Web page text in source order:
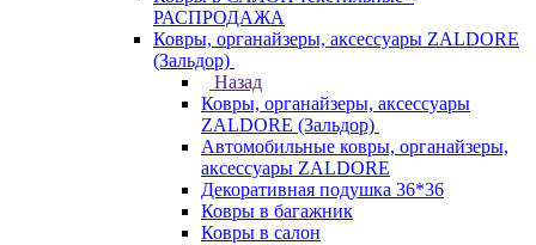
РАСПРОДАЖА
Ковры, органайзеры, аксессуары ZALDORE
(Зальдор)
Назад
Ковры, органайзеры, аксессуары
ZALDORE (Зальдор)
Автомобильные ковры, органайзеры,
аксессуары ZALDORE
Декоративная подушка 36*36
Ковры в багажник
Ковры в салон